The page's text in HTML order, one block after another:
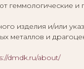
геммологические и
изделия и/или
металлов и
dmdk.ru/about/